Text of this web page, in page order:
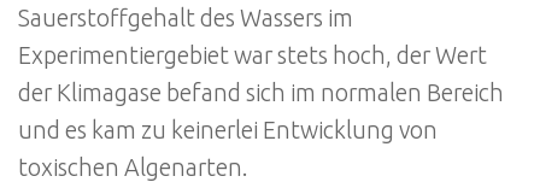
Sauerstoffgehalt des Wassers im
Experimentiergebiet war stets hoch, der Wert
der Klimagase befand sich im normalen Bereich
und es kam zu keinerlei Entwicklung von
toxischen Algenarten.